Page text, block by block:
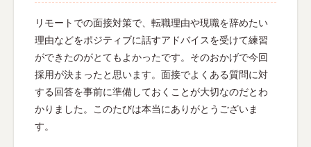
リモートでの面接対策で、転職理由や現職を辞めたい
理由などをポジティブに話すアドバイスを受けて練習
ができたのがとてもよかったです。そのおかげで今回
採用が決まったと思います。面接でよくある質問に対
する回答を事前に準備しておくことが大切なのだとわ
かりました。このたびは本当にありがとうございま
す。